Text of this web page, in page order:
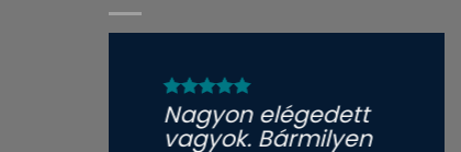
Nagyon elégedett
vagyok. Bármilyen